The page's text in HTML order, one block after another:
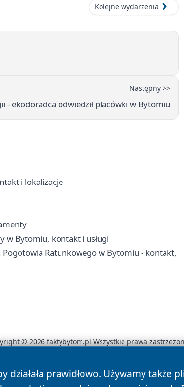
Kolejne wydarzenia
Następny >>
- ekodoradca odwiedził placówki w Bytomiu
i lokalizacje
w Bytomiu, kontakt i usługi
Ratunkowego w Bytomiu - kontakt,
działała prawidłowo. Używamy
© 2026 faktybytom.pl Wszystkie prawa
Autorzy Polityka Prywatności Polityka